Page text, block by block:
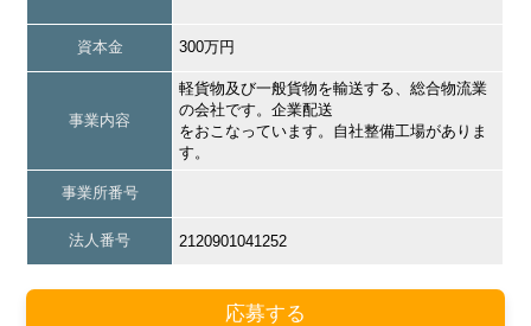
資本金 300万円
事業内容
軽貨物及び一般貨物を輸送する、総合物流業
の会社です。企業配送
をおこなっています。自社整備工場がありま
す。
事業所番号
法人番号 2120901041252
応募する